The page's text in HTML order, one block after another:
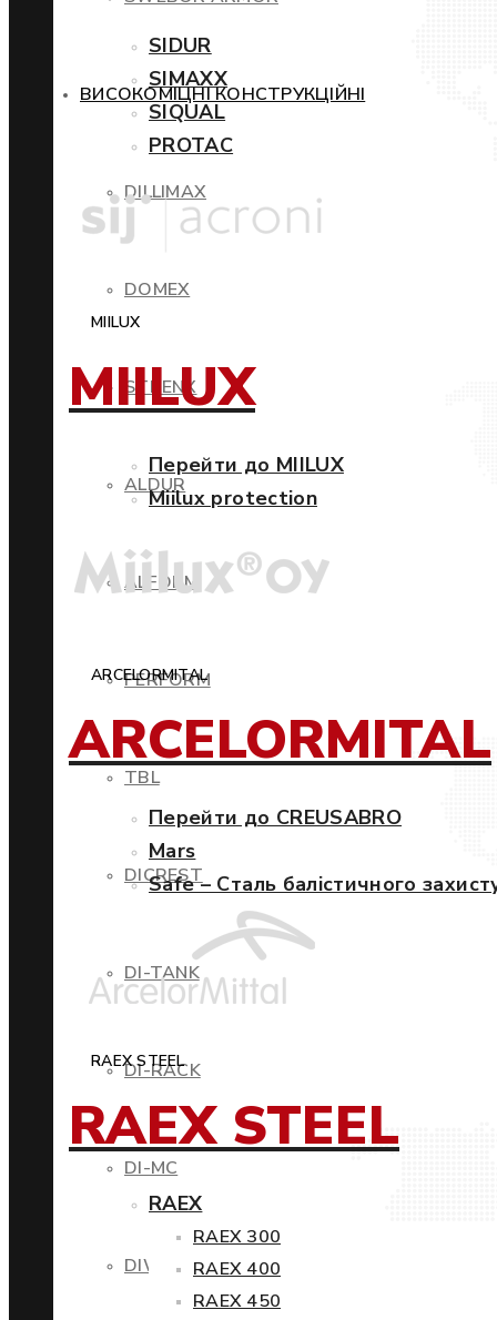
ВИСОКОМІЦНІ КОНСТРУКЦІЙНІ
DILLIMAX
DOMEX
STRENX
ALDUR
ALFORM
PERFORM
TBL
DICREST
DI-TANK
DI-RACK
DI-MC
DIWIND
SIDUR
SIMAXX
SIQUAL
PROTAC
MIILUX
MIILUX
Перейти до MIILUX
Miilux protection
ARCELORMITAL
ARCELORMITAL
Перейти до CREUSABRO
Mars
Safe – Сталь балістичного
RAEX STEEL
RAEX STEEL
RAEX
RAEX 300
RAEX 400
RAEX 450